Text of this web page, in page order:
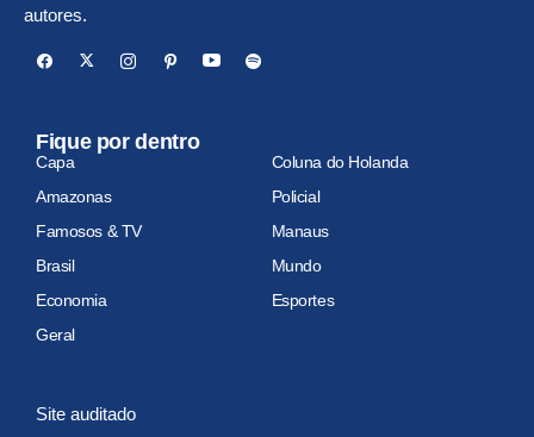
autores.
Fique por dentro
Capa
Coluna do Holanda
Amazonas
Policial
Famosos & TV
Manaus
Brasil
Mundo
Economia
Esportes
Geral
Site auditado